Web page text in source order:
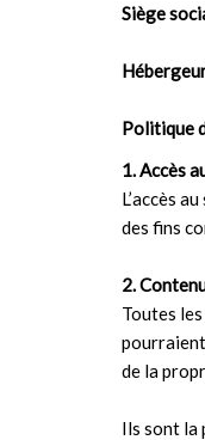
Siège
Politique
1. Accès
L’accès
des fins
2.
Toutes
de la
Ils sont la